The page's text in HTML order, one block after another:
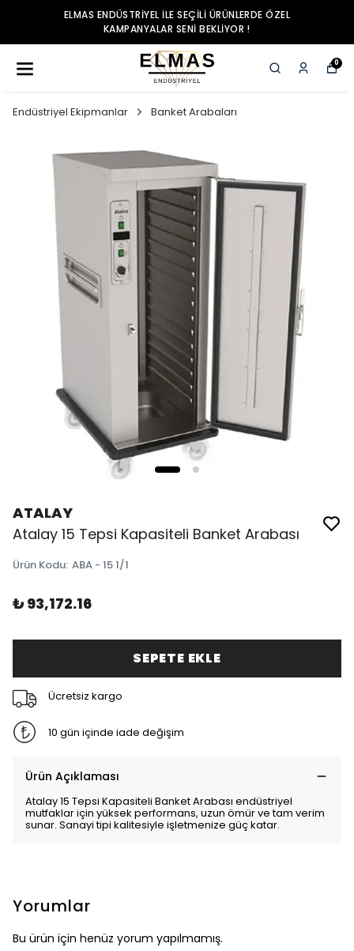
ELMAS ENDÜSTRIYEL ILE SEÇILI ÜRÜNLERDE ÖZEL
KAMPANYALAR SENI BEKLIYOR !
0
Endüstriyel Ekipmanlar Banket Arabaları
ATALAY
Atalay 15 Tepsi Kapasiteli Banket Arabası
Ürün Kodu: ABA - 15 1/1
₺ 93,172.16
SEPETE EKLE
Ücretsiz kargo
10 gün içinde iade değişim
Ürün Açıklaması
Atalay 15 Tepsi Kapasiteli Banket Arabası endüstriyel
mutfaklar için yüksek performans, uzun ömür ve tam verim
sunar. Sanayi tipi kalitesiyle işletmenize güç katar.
Yorumlar
Bu ürün için henüz yorum yapılmamış.